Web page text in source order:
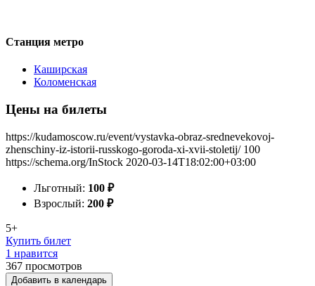
Станция метро
Каширская
Коломенская
Цены на билеты
https://kudamoscow.ru/event/vystavka-obraz-srednevekovoj-
zhenschiny-iz-istorii-russkogo-goroda-xi-xvii-stoletij/ 100
https://schema.org/InStock 2020-03-14T18:02:00+03:00
Льготный: 100 ₽
Взрослый: 200 ₽
5+
Купить билет
1 нравится
367 просмотров
Добавить в календарь